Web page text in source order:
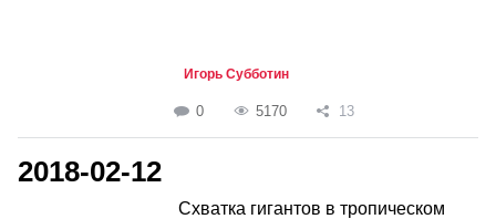
Игорь Субботин
0 5170 13
2018-02-12
Схватка гигантов в тропическом